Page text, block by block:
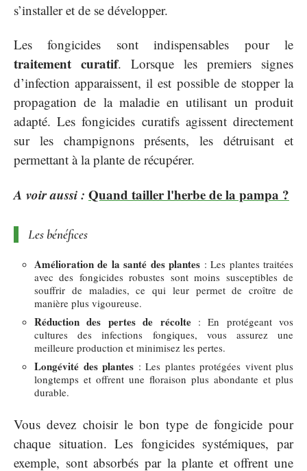
s’installer et de se développer.
Les fongicides sont indispensables pour le
traitement curatif. Lorsque les premiers signes
d’infection apparaissent, il est possible de stopper la
propagation de la maladie en utilisant un produit
adapté. Les fongicides curatifs agissent directement
sur les champignons présents, les détruisant et
permettant à la plante de récupérer.
A voir aussi : Quand tailler l'herbe de la pampa ?
Les bénéfices
Amélioration de la santé des plantes : Les plantes traitées
avec des fongicides robustes sont moins susceptibles de
souffrir de maladies, ce qui leur permet de croître de
manière plus vigoureuse.
Réduction des pertes de récolte: En protégeant vos
cultures des infections fongiques, vous assurez une
meilleure production et minimisez les pertes.
Longévité des plantes : Les plantes protégées vivent plus
longtemps et offrent une floraison plus abondante et plus
durable.
Vous devez choisir le bon type de fongicide pour
chaque situation. Les fongicides systémiques, par
exemple, sont absorbés par la plante et offrent une